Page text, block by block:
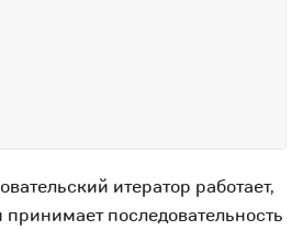
итератор работает,
последовательность